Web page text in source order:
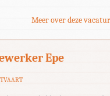
Meer over deze
Epe